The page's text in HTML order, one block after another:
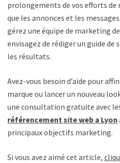
prolongements de vos efforts de
que les annonces et les messages
gérez une équipe de marketing
envisagez de rédiger un guide
les résultats.
Avez-vous besoin d’aide pour
marque ou lancer un nouveau
une consultation gratuite avec
référencement site web a Lyon
principaux objectifs marketing.
Si vous avez aimé cet article,